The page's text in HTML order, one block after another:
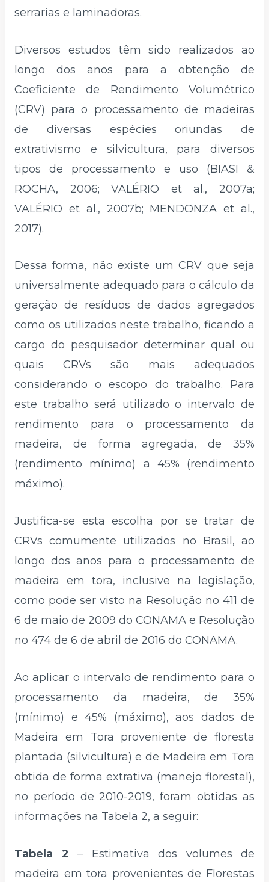
serrarias e laminadoras.
Diversos estudos têm sido realizados ao
longo dos anos para a obtenção de
Coeficiente de Rendimento Volumétrico
(CRV) para o processamento de madeiras
de diversas espécies oriundas de
extrativismo e silvicultura, para diversos
tipos de processamento e uso (BIASI &
ROCHA, 2006; VALÉRIO et al., 2007a;
VALÉRIO et al., 2007b; MENDONZA et al.,
2017).
Dessa forma, não existe um CRV que seja
universalmente adequado para o cálculo da
geração de resíduos de dados agregados
como os utilizados neste trabalho, ficando a
cargo do pesquisador determinar qual ou
quais CRVs são mais adequados
considerando o escopo do trabalho. Para
este trabalho será utilizado o intervalo de
rendimento para o processamento da
madeira, de forma agregada, de 35%
(rendimento mínimo) a 45% (rendimento
máximo).
Justifica-se esta escolha por se tratar de
CRVs comumente utilizados no Brasil, ao
longo dos anos para o processamento de
madeira em tora, inclusive na legislação,
como pode ser visto na Resolução no 411 de
6 de maio de 2009 do CONAMA e Resolução
no 474 de 6 de abril de 2016 do CONAMA.
Ao aplicar o intervalo de rendimento para o
processamento da madeira, de 35%
(mínimo) e 45% (máximo), aos dados de
Madeira em Tora proveniente de floresta
plantada (silvicultura) e de Madeira em Tora
obtida de forma extrativa (manejo florestal),
no período de 2010-2019, foram obtidas as
informações na Tabela 2, a seguir:
Tabela 2 – Estimativa dos volumes de
madeira em tora provenientes de Florestas